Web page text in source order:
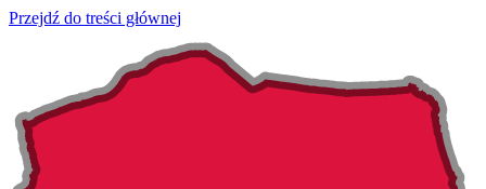
Przejdź do treści głównej